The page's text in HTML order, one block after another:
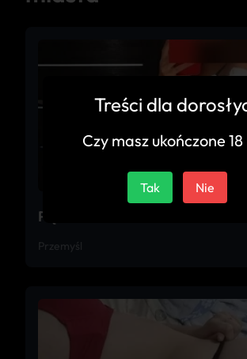
Piękna Amatorka
Przemyśl
Treści dla
Czy masz ukończone
Tak Nie